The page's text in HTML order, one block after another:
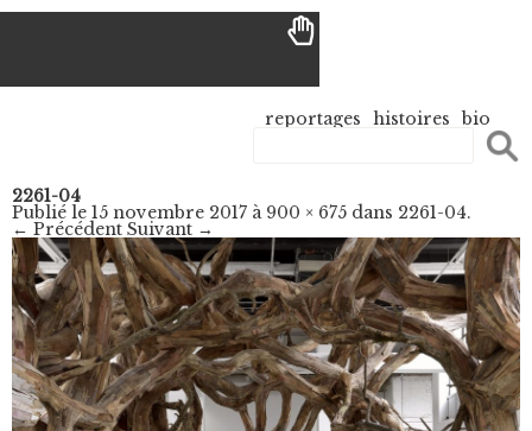
reportages histoires bio
2261-04
Publié le 15 novembre 2017 à 900 × 675 dans 2261-04.
← Précédent Suivant →